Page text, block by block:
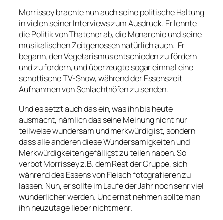
Morrissey brachte nun auch seine politische Haltung
in vielen seiner Interviews zum Ausdruck. Er lehnte
die Politik von Thatcher ab, die Monarchie und seine
musikalischen Zeitgenossen natürlich auch. Er
begann, den Vegetarismus entschieden zu fördern
und zu fordern, und überzeugte sogar einmal eine
schottische TV-Show, während der Essenszeit
Aufnahmen von Schlachthöfen zu senden.
Und es setzt auch das ein, was ihn bis heute
ausmacht, nämlich das seine Meinung nicht nur
teilweise wundersam und merkwürdig ist, sondern
dass alle anderen diese Wundersamigkeiten und
Merkwürdigkeiten gefälligst zu teilen haben. So
verbot Morrissey z.B. dem Rest der Gruppe, sich
während des Essens von Fleisch fotografieren zu
lassen. Nun, er sollte im Laufe der Jahr noch sehr viel
wunderlicher werden. Und ernst nehmen sollte man
ihn heuzutage lieber nicht mehr.